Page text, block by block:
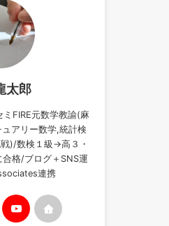
太郎
FIRE元数学教諭(麻
アリー数学,統計検
)/数検１級→高３・
格/ブログ＋SNS運
連携